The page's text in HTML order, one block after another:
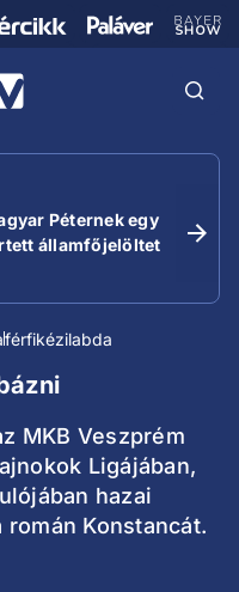
Péternek egy
államfőjelöltet
férfikézilabda
MKB Veszprém
Ligájában,
hazai
román Konstancát.